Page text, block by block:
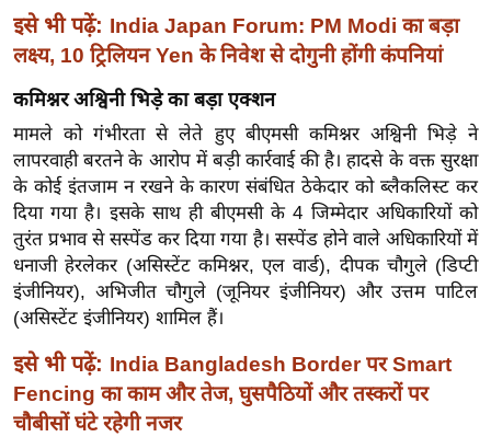
य
त
यं
ग
इं
डि
या
सा
हि
त्य
ज
ग
त
ऑ
इसे भी पढ़ें: India Japan Forum: PM Modi का बड़ा
लक्ष्य, 10 ट्रिलियन Yen के निवेश से दोगुनी होंगी कंपनियां
कमिश्नर अश्विनी भिड़े का बड़ा एक्शन
मामले को गंभीरता से लेते हुए बीएमसी कमिश्नर अश्विनी भिड़े ने
लापरवाही बरतने के आरोप में बड़ी कार्रवाई की है। हादसे के वक्त सुरक्षा
के कोई इंतजाम न रखने के कारण संबंधित ठेकेदार को ब्लैकलिस्ट कर
दिया गया है। इसके साथ ही बीएमसी के 4 जिम्मेदार अधिकारियों को
तुरंत प्रभाव से सस्पेंड कर दिया गया है। सस्पेंड होने वाले अधिकारियों में
धनाजी हेरलेकर (असिस्टेंट कमिश्नर, एल वार्ड), दीपक चौगुले (डिप्टी
इंजीनियर), अभिजीत चौगुले (जूनियर इंजीनियर) और उत्तम पाटिल
(असिस्टेंट इंजीनियर) शामिल हैं।
इसे भी पढ़ें: India Bangladesh Border पर Smart
Fencing का काम और तेज, घुसपैठियों और तस्करों पर
चौबीसों घंटे रहेगी नजर